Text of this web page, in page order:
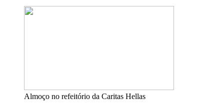
Almoço no refeitório da Caritas Hellas